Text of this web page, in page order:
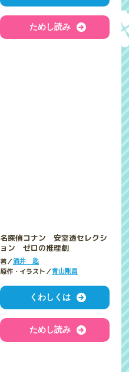
ためし読み
名探偵コナン 安室透セレクシ
ョン ゼロの推理劇
著／酒井 匙
原作・イラスト／青山剛昌
くわしくは
ためし読み